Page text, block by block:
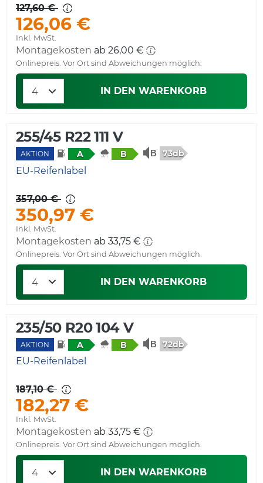
127,60 €
126,06 €
Inkl. MwSt.
Montagekosten ab 26,00 €
Onlinepreis. Vor Ort sind Abweichungen möglich.
IN DEN WARENKORB
255/45 R22 111 V
AKTION A B 73db
EU-Reifenlabel
357,00 €
350,97 €
Inkl. MwSt.
Montagekosten ab 33,75 €
Onlinepreis. Vor Ort sind Abweichungen möglich.
IN DEN WARENKORB
235/50 R20 104 V
AKTION A B 72db
EU-Reifenlabel
187,10 €
182,27 €
Inkl. MwSt.
Montagekosten ab 33,75 €
Onlinepreis. Vor Ort sind Abweichungen möglich.
IN DEN WARENKORB